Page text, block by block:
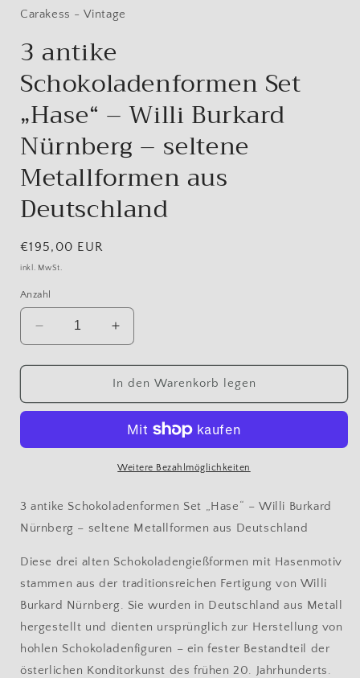
Carakess - Vintage
3 antike
Schokoladenformen Set
„Hase“ – Willi Burkard
Nürnberg – seltene
Metallformen aus
Deutschland
Normaler
Preis
€195,00 EUR
inkl. MwSt.
Anzahl
Verringere
die
Menge
3
Schokoladenformen
Set
Willi
Nürnberg
seltene
Metallformen
aus
Deutschland
Erhöhe
die
Menge
für
3
Schokoladenformen
Set
„Hase“
Willi
Nürnberg
seltene
Metallformen
aus
Deutschland
In den Warenkorb legen
Weitere Bezahlmöglichkeiten
3 antike Schokoladenformen Set „Hase“ – Willi Burkard
Nürnberg – seltene Metallformen aus Deutschland
Diese drei alten Schokoladengießformen mit Hasenmotiv
stammen aus der traditionsreichen Fertigung von Willi
Burkard Nürnberg. Sie wurden in Deutschland aus Metall
hergestellt und dienten ursprünglich zur Herstellung von
hohlen Schokoladenfiguren – ein fester Bestandteil der
österlichen Konditorkunst des frühen 20. Jahrhunderts.